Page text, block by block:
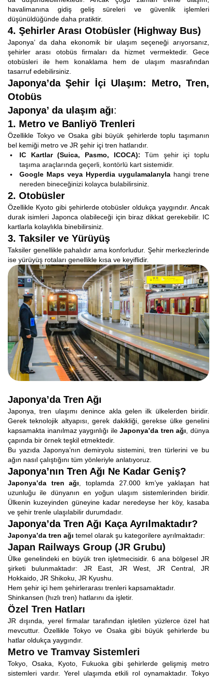
havalimanına gidiş geliş süreleri ve güvenlik işlemleri
düşünüldüğünde daha pratiktir.
4. Şehirler Arası Otobüsler (Highway Bus)
Japonya’ da daha ekonomik bir ulaşım seçeneği arıyorsanız,
şehirler arası otobüs firmaları da hizmet vermektedir. Gece
otobüsleri ile hem konaklama hem de ulaşım masrafından
tasarruf edebilirsiniz.
Japonya’da Şehir İçi Ulaşım: Metro, Tren,
Otobüs
Japonya’ da ulaşım ağı:
1. Metro ve Banliyö Trenleri
Özellikle Tokyo ve Osaka gibi büyük şehirlerde toplu taşımanın
bel kemiği metro ve JR şehir içi tren hatlarıdır.
IC Kartlar (Suica, Pasmo, ICOCA): Tüm şehir içi toplu
taşıma araçlarında geçerli, kontörlü kart sistemidir.
Google Maps veya Hyperdia uygulamalarıyla hangi trene
nereden bineceğinizi kolayca bulabilirsiniz.
2. Otobüsler
Özellikle Kyoto gibi şehirlerde otobüsler oldukça yaygındır. Ancak
durak isimleri Japonca olabileceği için biraz dikkat gerekebilir. IC
kartlarla kolaylıkla binebilirsiniz.
3. Taksiler ve Yürüyüş
Taksiler genellikle pahalıdır ama konforludur. Şehir merkezlerinde
ise yürüyüş rotaları genellikle kısa ve keyiflidir.
Japonya’da Tren Ağı
Japonya, tren ulaşımı denince akla gelen ilk ülkelerden biridir.
Gerek teknolojik altyapısı, gerek dakikliği, gerekse ülke genelini
kapsamakta inanılmaz yaygınlığı ileJaponya’da tren ağı , dünya
çapında bir örnek teşkil etmektedir.
Bu yazıda Japonya’nın demiryolu sistemini, tren türlerini ve bu
ağın nasıl çalıştığını tüm yönleriyle anlatıyoruz.
Japonya’nın Tren Ağı Ne Kadar Geniş?
Japonya’da tren ağı , toplamda 27.000 km’ye yaklaşan hat
uzunluğu ile dünyanın en yoğun ulaşım sistemlerinden biridir.
Ülkenin kuzeyinden güneyine kadar neredeyse her köy, kasaba
ve şehir trenle ulaşılabilir durumdadır.
Japonya’da Tren Ağı Kaça Ayrılmaktadır?
Japonya’da tren ağı temel olarak şu kategorilere ayrılmaktadır:
Japan Railways Group (JR Grubu)
Ülke genelindeki en büyük tren işletmecisidir. 6 ana bölgesel JR
şirketi bulunmaktadır: JR East, JR West, JR Central, JR
Hokkaido, JR Shikoku, JR Kyushu.
Hem şehir içi hem şehirlerarası trenleri kapsamaktadır.
Shinkansen (hızlı tren) hatlarını da işletir.
Özel Tren Hatları
JR dışında, yerel firmalar tarafından işletilen yüzlerce özel hat
mevcuttur. Özellikle Tokyo ve Osaka gibi büyük şehirlerde bu
hatlar oldukça yaygındır.
Metro ve Tramvay Sistemleri
Tokyo, Osaka, Kyoto, Fukuoka gibi şehirlerde gelişmiş metro
sistemleri vardır. Yerel ulaşımda etkili rol oynamaktadır. Tokyo